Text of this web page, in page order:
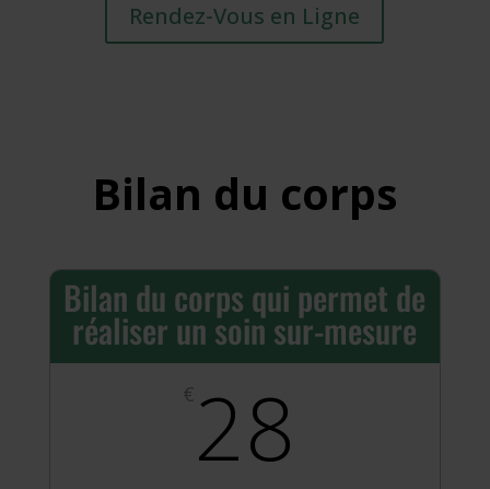
Rendez-Vous en Ligne
Bilan du corps
Bilan du corps qui permet de
réaliser un soin sur-mesure
€ 28